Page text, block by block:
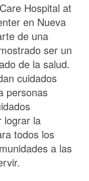
Hospital at
en Nueva
de una
ser un
de la salud.
cuidados
personas
lograr la
todos los
a las